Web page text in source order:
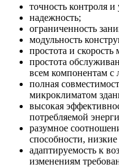
точность контроля и
надежность;
ограниченность
модульность
простота и скорость
простота
всем компонентам с
полная
микроклиматом
высокая
потребляемой
разумное
способности,
адаптируемость к
изменениям